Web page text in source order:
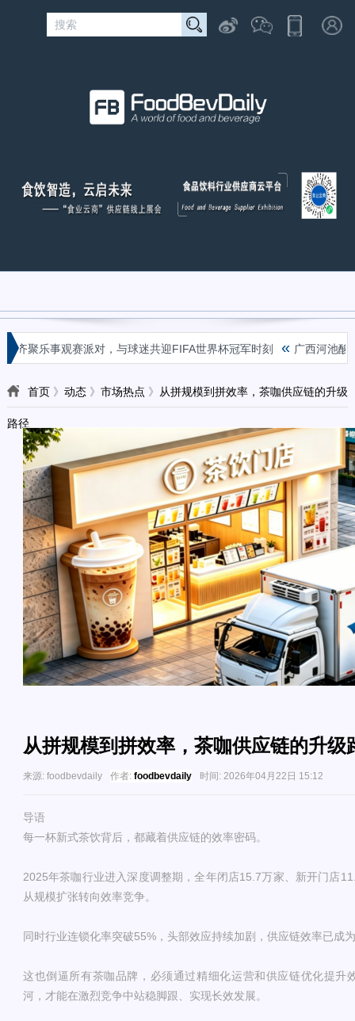
乐事观赛派对，与球迷共迎FIFA世界杯冠军时刻 « 广西河池酸菜腌
首页》 动态》 市场热点 》 从拼规模到拼效率，茶咖供应链的升级
路径
从拼规模到拼效率，茶咖供应链的升级
来源: foodbevdaily 作者: foodbevdaily 时间: 2026年04月22日 15:12
导语
每一杯新式茶饮背后，都藏着供应链的效率密码。
2025年茶咖行业进入深度调整期，全年闭店15.7万家、新开门店
从规模扩张转向效率竞争。
同时行业连锁化率突破55%，头部效应持续加剧，供应链效率已成
这也倒逼所有茶咖品牌，必须通过精细化运营和供应链优化提升
河，才能在激烈竞争中站稳脚跟、实现长效发展。